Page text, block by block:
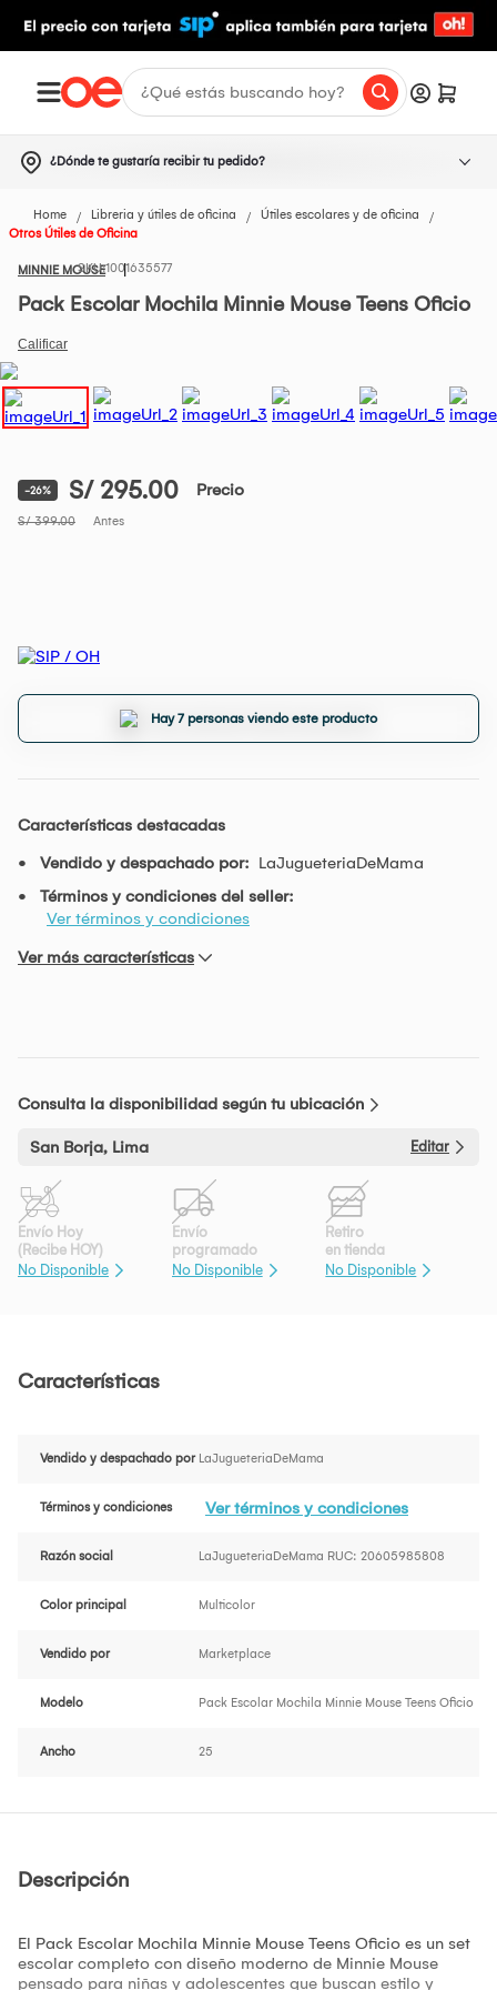
¿Dónde te gustaría recibir tu pedido?
Home Libreria y útiles de oficina
Útiles escolares y de oficina
Otros Útiles de Oficina
MINNIE MOUSE1001635577
Pack Escolar Mochila Minnie Mouse Teens Oficio
-26% S/ 295.00 Precio
S/ 399.00 Antes
Hay 7 personas viendo este producto
Características destacadas
Vendido y despachado por: LaJugueteriaDeMama
Términos y condiciones del seller:
Ver términos y condiciones
Ver más características
Consulta la disponibilidad según tu ubicación
San Borja, Lima Editar
Envío Hoy
(Recibe HOY)
No Disponible
Envío
programado
No Disponible
Retiro
en tienda
No Disponible
Características
Vendido y despachado por LaJugueteriaDeMama
Términos y condiciones Ver términos y condiciones
Razón social LaJugueteriaDeMama RUC: 20605985808
Color principal Multicolor
Vendido por Marketplace
Modelo Pack Escolar Mochila Minnie Mouse Teens Oficio
Ancho 25
Descripción
El Pack Escolar Mochila Minnie Mouse Teens Oficio es un set
escolar completo con diseño moderno de Minnie Mouse
pensado para niñas y adolescentes que buscan estilo y